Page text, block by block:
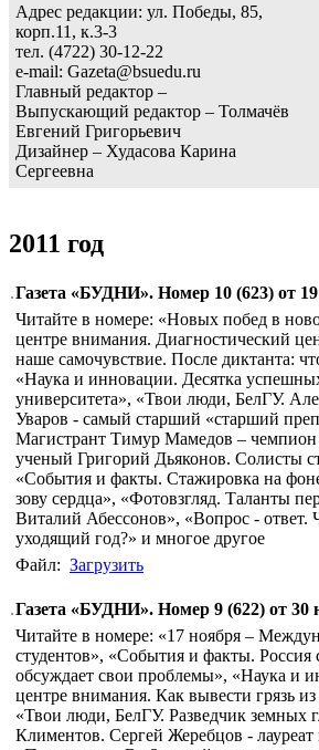
Адрес редакции: ул. Победы, 85,
корп.11, к.3-3
тел. (4722) 30-12-22
e-mail: Gazeta@bsuedu.ru
Главный редактор –
Выпускающий редактор – Толмачёв
Евгений Григорьевич
Дизайнер – Худасова Карина
Сергеевна
2011 год
Газета «БУДНИ». Номер 10 (623) от 19
Читайте в номере: «Новых побед в
центре внимания. Диагностический
наше самочувствие. После диктанта:
«Наука и инновации. Десятка
университета», «Твои люди, БелГУ.
Уваров - самый старший «старший
Магистрант Тимур Мамедов –
ученый Григорий Дьяконов. Солисты
«События и факты. Стажировка на
зову сердца», «Фотовзгляд. Таланты
Виталий Абессонов», «Вопрос - ответ.
уходящий год?» и многое другое
Файл: Загрузить
Газета «БУДНИ». Номер 9 (622) от 30
Читайте в номере: «17 ноября –
студентов», «События и факты. Россия
обсуждает свои проблемы», «Наука и
центре внимания. Как вывести грязь из
«Твои люди, БелГУ. Разведчик земных
Климентов. Сергей Жеребцов -